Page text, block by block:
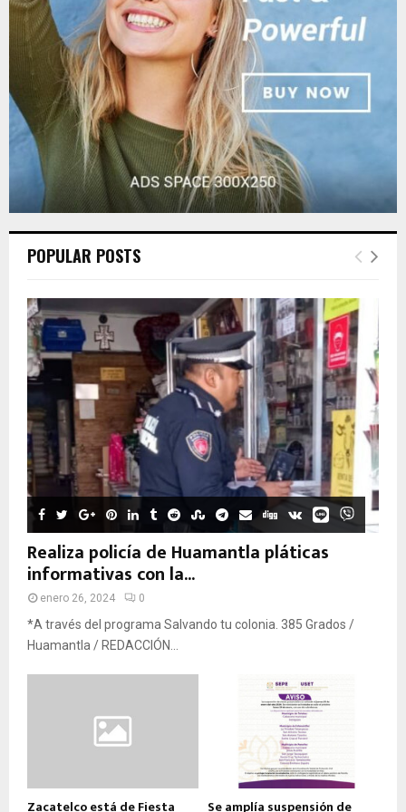
C
POPULAR POSTS
Realiza policía de Huamantla pláticas
informativas con la...
enero 26, 2024 0
*A través del programa Salvando tu colonia. 385 Grados /
Huamantla / REDACCIÓN...
Zacatelco está de Fiesta Se amplía suspensión de